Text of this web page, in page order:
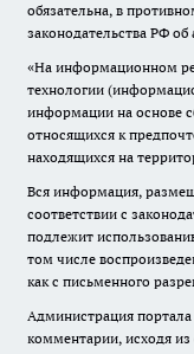
обязательна, в
законодательства РФ
«На информационном
технологии
информации на основе
относящихся к
находящихся на
Вся информация,
соответствии с
подлежит
том числе
как с письменного
Администрация портала
комментарии, исходя из